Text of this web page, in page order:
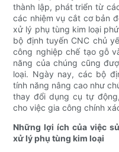
thành lập, phát triển từ
các nhiệm vụ cắt cơ bản
xử lý phụ tùng kim loại
bộ định tuyến CNC chủ
công nghiệp chế tạo gỗ
năng của chúng cũng
loại. Ngày nay, các bộ
tính năng nâng cao như
thay đổi dụng cụ tự
cho việc gia công chính
Những lợi ích của việc
xử lý phụ tùng kim loại